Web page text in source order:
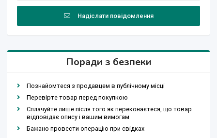
Надіслати повідомлення
Поради з безпеки
Познайомтеся з продавцем в публічному місці
Перевірте товар перед покупкою
Сплачуйте лише після того як переконаєтеся, що товар
відповідає опису і вашим вимогам
Бажано провести операцію при свідках